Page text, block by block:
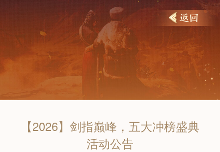
【2026】剑指巅峰，五大冲榜盛典
活动公告